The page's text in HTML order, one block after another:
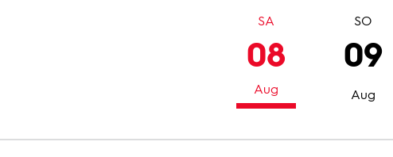
08
Aug
SA
09
Aug
SO